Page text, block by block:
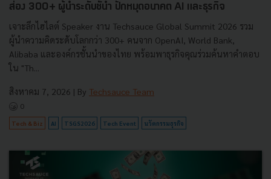
ส่อง 300+ ผู้นำระดับชั้นำ ปักหมุดอนาคต AI และธุรกิจ
เจาะลึกไฮไลต์ Speaker งาน Techsauce Global Summit 2026 รวม
ผู้นำความคิดระดับโลกกว่า 300+ คนจาก OpenAI, World Bank,
Alibaba และองค์กรชั้นนำของไทย พร้อมพาธุรกิจคุณร่วมค้นหาคำตอบ
ใน "Th...
สิงหาคม 7, 2026 | By Techsauce Team
0
Tech & Biz AI TSGS2026 Tech Event นวัตกรรมธุรกิจ